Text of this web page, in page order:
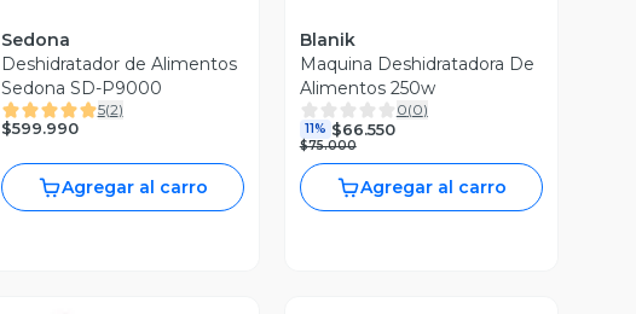
Sedona
Deshidratador de Alimentos
Sedona SD-P9000
5(2)
$599.990
Agregar al carro
Blanik
Maquina Deshidratadora De
Alimentos 250w
0(0)
11% $66.550
$75.000
Agregar al carro